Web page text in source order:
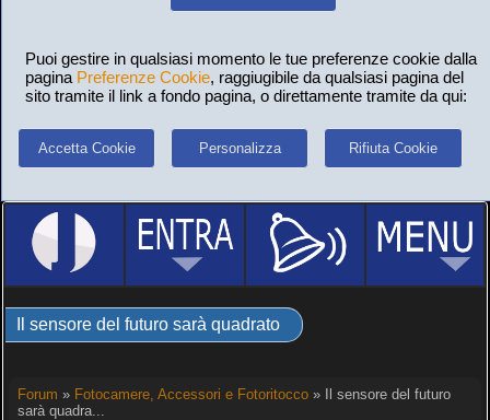
Puoi gestire in qualsiasi momento le tue preferenze cookie dalla
pagina Preferenze Cookie, raggiugibile da qualsiasi pagina del
sito tramite il link a fondo pagina, o direttamente tramite da qui:
Accetta Cookie Personalizza Rifiuta Cookie
Il sensore del futuro sarà quadrato
Forum » Fotocamere, Accessori e Fotoritocco» Il sensore del futuro
sarà quadra...